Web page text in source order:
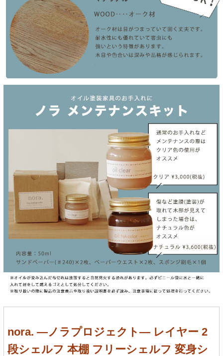
nora. ―ノラプロジェクト― レイヤー 2
段シェルフ 本棚 フリーシェルフ 変身シ